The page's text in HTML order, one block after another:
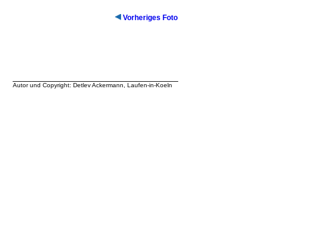
Vorheriges Foto
Autor und Copyright: Detlev Ackermann, Laufen-in-Koeln